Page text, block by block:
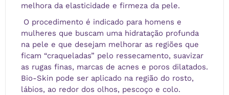
melhora da elasticidade e firmeza da pele.
O procedimento é indicado para homens e
mulheres que buscam uma hidratação profunda
na pele e que desejam melhorar as regiões que
ficam “craqueladas” pelo ressecamento, suavizar
as rugas finas, marcas de acnes e poros dilatados.
Bio-Skin pode ser aplicado na região do rosto,
lábios, ao redor dos olhos, pescoço e colo.